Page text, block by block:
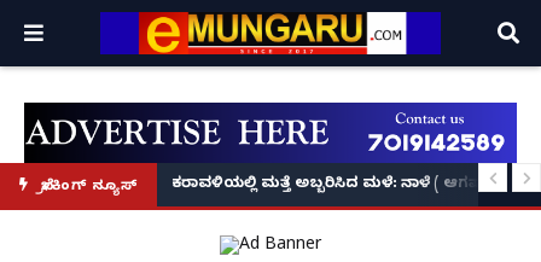
ಬ್ರೇಕಿಂಗ್ ನ್ಯೂಸ್‘ಭಕ್ತ ಪ್ರಹ್ಲಾದ’, ‘ಹೇ ರಾಮ್’!
ಕರಾವಳಿಯಲ್ಲಿ ಮತ್ತೆ ಅಬ್ಬರಿಸಿದ ಮಳೆ: ನಾಳೆ ( ಆಗಷ್ಟ್ 8)